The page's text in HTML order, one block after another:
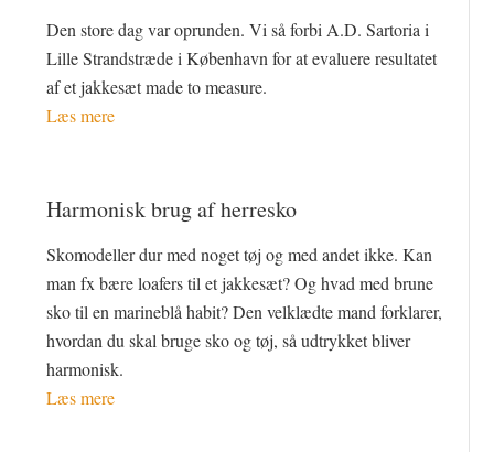
Den store dag var oprunden. Vi så forbi A.D. Sartoria i
Lille Strandstræde i København for at evaluere resultatet
af et jakkesæt made to measure.
Læs mere
Harmonisk brug af herresko
Skomodeller dur med noget tøj og med andet ikke. Kan
man fx bære loafers til et jakkesæt? Og hvad med brune
sko til en marineblå habit? Den velklædte mand forklarer,
hvordan du skal bruge sko og tøj, så udtrykket bliver
harmonisk.
Læs mere